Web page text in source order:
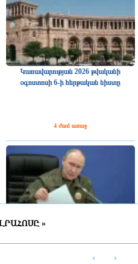
Կառավարության 2026 թվականի
օգոստոսի 6-ի հերթական նիստը
4 ժամ առաջ
»
‹ ›